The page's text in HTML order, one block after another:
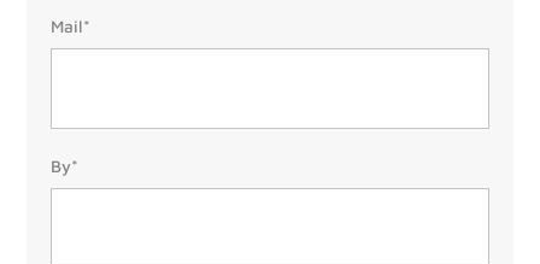
Mail:
(Påkrævet)
Mail*
By/Postnr.
By*